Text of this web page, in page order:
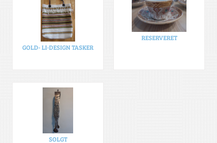
GOLD- LI-DESIGN TASKER
RESERVERET
SOLGT